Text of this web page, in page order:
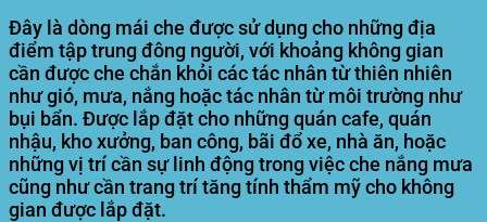
Đây là dòng mái che được sử dụng cho những địa
điểm tập trung đông người, với khoảng không gian
cần được che chắn khỏi các tác nhân từ thiên nhiên
như gió, mưa, nắng hoặc tác nhân từ môi trường như
bụi bẩn. Được lắp đặt cho những quán cafe, quán
nhậu, kho xưởng, ban công, bãi đổ xe, nhà ăn, hoặc
những vị trí cần sự linh động trong việc che nắng mưa
cũng như cần trang trí tăng tính thẩm mỹ cho không
gian được lắp đặt.